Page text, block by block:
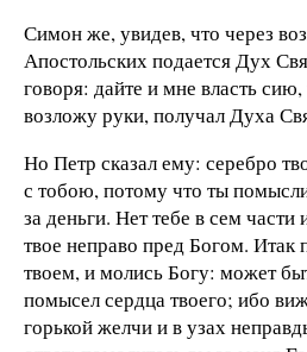
Симон же, увидев, что через
Апостольских подается Дух
говоря: дайте и мне власть
возложу руки, получал Духа
Но Петр сказал ему: серебро
с тобою, потому что ты
за деньги. Нет тебе в сем
твое неправо пред Богом. Итак
твоем, и молись Богу: может
помысел сердца твоего; ибо
горькой желчи и в узах